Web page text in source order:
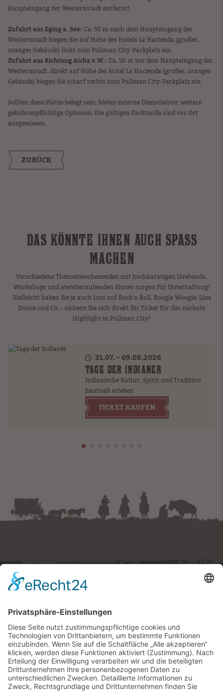
Haupteingang der Westernstadt entfernt!
Zufahrt aus Eging a. See: Ca. 50 m nach dem Haupteingang der
Westernstadt biegen Sie auf Höhe des Hotels La Hacienda (großes,
oranges Gebäude) links zum Pullman City-Parkplatz ein.
Zufahrt aus Richtung Aicha v.W.: Ca. 50 m vor dem Haupteingang der
Westernstadt, direkt auf Höhe des Hotel La Hacienda (großes, oranges
Gebäude) biegen Sie scharf rechts zum Pullman City-Parkplatz ein.
Sollten diese Plätze belegt sein, bieten externe Dienstleister weitere
gebührenpflichtige Optionen. Die gültigen Parktarife sind vor Ort
ausgewiesen.
ZURÜCK
DAS KÖNNTE IHNEN AUCH SPASS M
ACHEN
Verschiedene Themenwochenenden mit hochkarätigen Livebands,
Workshops und atemberaubenden Shows sorgen für Unterhaltung!
Vielleicht haben Sie ja auch Lust auf Rock`n Roll, Boogie Woogie, Line
Dance und Co. - sichern Sie sich direkt Ihr Ticket für das nächste
Highlight in Pullman City!
31.07. – 09.08.2026
TAGE DER INDIANER
Indianische Kultur, Spirit und Tradition
hautnah erleben
TICKET KAUFEN
Westernstadt Pullman City
E-Mail:tickets@pullmancity.de
© Freizeitpark Pullman City
Impressum
Datenschutz
Folge uns